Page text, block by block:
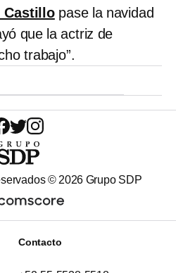
Castillopase la navidad
que la actriz de
trabajo”.
© 2026 Grupo SDP
Contacto